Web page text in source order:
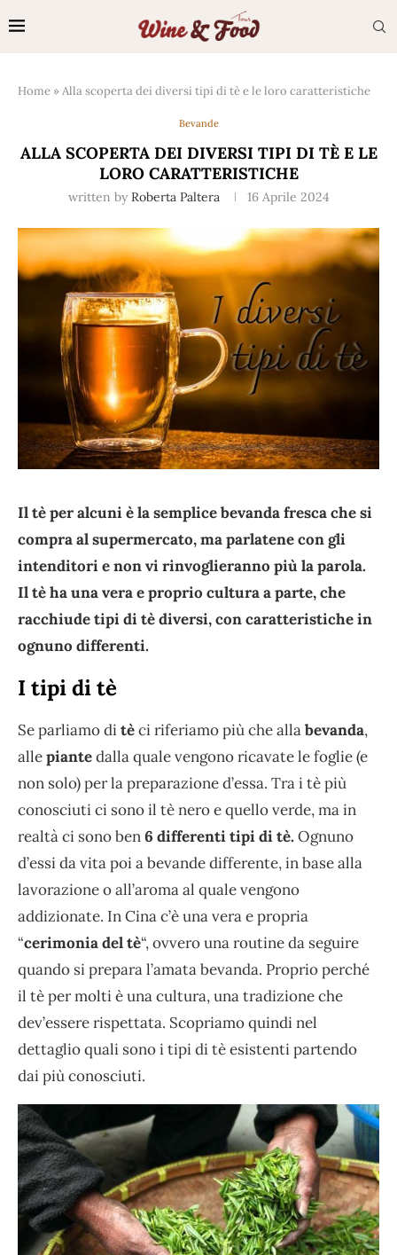
Home »Alla scoperta dei diversi tipi di tè e le loro caratteristiche
Bevande
ALLA SCOPERTA DEI DIVERSI TIPI DI TÈ E LE
LORO CARATTERISTICHE
written by Roberta Paltera 16 Aprile 2024
Il tè per alcuni è la semplice bevanda fresca che si
compra al supermercato, ma parlatene con gli
intenditori e non vi rinvoglieranno più la parola.
Il tè ha una vera e proprio cultura a parte, che
racchiude tipi di tè diversi, con caratteristiche in
ognuno differenti.
I tipi di tè
Se parliamo ditèci riferiamo più che allabevanda,
allepiantedalla quale vengono ricavate le foglie (e
non solo) per la preparazione d’essa. Tra i tè più
conosciuti ci sono il tè nero e quello verde, ma in
realtà ci sono ben6 differenti tipi di tè. Ognuno
d’essi da vita poi a bevande differente, in base alla
lavorazione o all’aroma al quale vengono
addizionate. In Cina c’è una vera e propria
“cerimonia del tè“, ovvero una routine da seguire
quando si prepara l’amata bevanda. Proprio perché
il tè per molti è una cultura, una tradizione che
dev’essere rispettata. Scopriamo quindi nel
dettaglio quali sono i tipi di tè esistenti partendo
dai più conosciuti.